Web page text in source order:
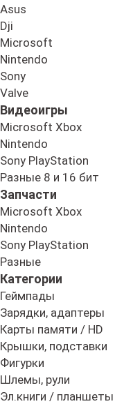
Asus
Dji
Microsoft
Nintendo
Sony
Valve
Видеоигры
Microsoft Xbox
Nintendo
Sony PlayStation
Разные 8 и 16 бит
Запчасти
Microsoft Xbox
Nintendo
Sony PlayStation
Разные
Категории
Геймпады
Зарядки, адаптеры
Карты памяти / HD
Крышки, подставки
Фигурки
Шлемы, рули
Эл.книги / планшеты